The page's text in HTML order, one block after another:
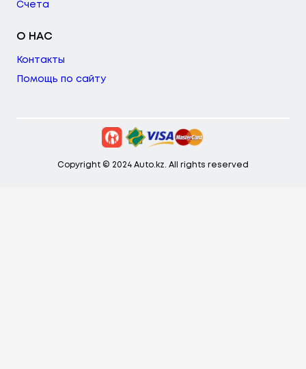
Счета
О НАС
Контакты
Помощь по сайту
Copyright © 2024 Auto.kz. All rights reserved